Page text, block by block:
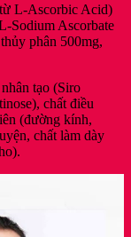
L-Ascorbic Acid)
Sodium Ascorbate
phân 500mg,
tạo (Siro
chất điều
(đường kính,
chất làm dày